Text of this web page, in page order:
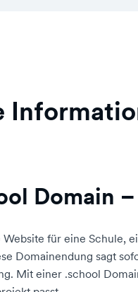
Domain
für eine Schule,
Domainendung sagt
Mit einer .school